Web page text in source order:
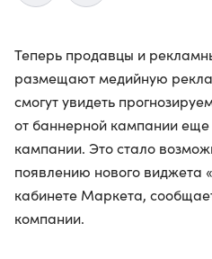
Теперь продавцы и
размещают медийную
смогут увидеть
от баннерной кампании еще
кампании. Это стало
появлению нового виджета
кабинете Маркета,
компании.